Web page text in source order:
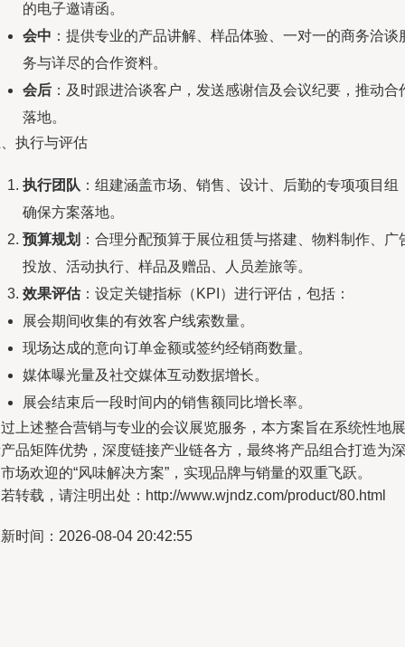
的电子邀请函。
会中 ：提供专业的产品讲解、样品体验、一对一的商务洽谈
务与详尽的合作资料。
会后 ：及时跟进洽谈客户，发送感谢信及会议纪要，推动合
落地。
执行与评估
执行团队 ：组建涵盖市场、销售、设计、后勤的专项项目组
确保方案落地。
预算规划 ：合理分配预算于展位租赁与搭建、物料制作、广
投放、活动执行、样品及赠品、人员差旅等。
效果评估：设定关键指标（KPI）进行评估，包括：
展会期间收集的有效客户线索数量。
现场达成的意向订单金额或签约经销商数量。
媒体曝光量及社交媒体互动数据增长。
展会结束后一段时间内的销售额同比增长率。
上述整合营销与专业的会议展览服务，本方案旨在系统性地展
品矩阵优势，深度链接产业链各方，最终将产品组合打造为深
场欢迎的“风味解决方案”，实现品牌与销量的双重飞跃。
转载，请注明出处：http://www.wjndz.com/product/80.html
时间：2026-08-04 20:42:55